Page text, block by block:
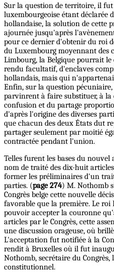
Sur la question de territoire, il
luxembourgeoise étant déclarée
hollandaise, la solution de cette
ajournée jusqu'après
pour ce dernier d'obtenir du roi
du Luxembourg moyennant des
Limbourg, la Belgique pourrait
rendu facultatif, d'enclaves
hollandais, mais qui
Enfin, sur la question pécuniaire,
parvinrent à faire substituer, à
confusion et du partage
d'après l'origine des diverses
que chacun des deux États dut
partager seulement par moitié
contractée pendant l'union.
Telles furent les bases du
nom de traité des dix-huit
former les préliminaires d'un
parties. (page 274) M. Nothomb
Congrès belge cette nouvelle
favorable que la première. Le roi
pouvoir accepter la couronne
articles par le Congrès, cette
une discussion orageuse, où
L'acceptation fut notifiée à la
rendit à Bruxelles où il fut
Nothomb, secrétaire du
constitutionnel.